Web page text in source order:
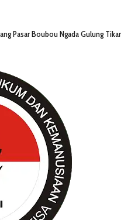
Pasar Boubou Ngada Gulung Tikar